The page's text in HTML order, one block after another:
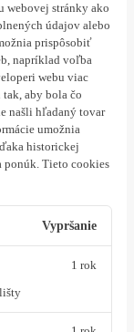
webovej stránky ako
údajov alebo
prispôsobiť
napríklad voľba
webu viac
aby bola čo
našli hľadaný tovar
umožnia
historickej
ponúk. Tieto cookies
Vypršanie
1 rok